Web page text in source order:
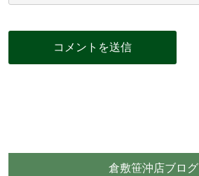
倉敷笹沖店ブログ